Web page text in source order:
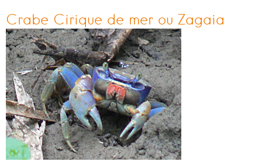
Crabe Cirique de mer ou Zagaia